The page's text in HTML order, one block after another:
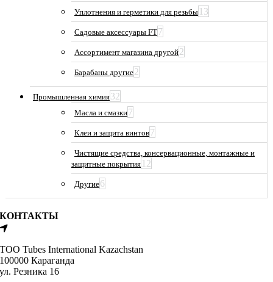
Уплотнения и герметики для резьбы 13
Садовые аксессуары FT7
Ассортимент магазина другой2
Барабаны другие2
Промышленная химия32
Масла и смазки7
Клеи и защита винтов7
Чистящие средства, консервационные, монтажные и
защитные покрытия 12
Другие6
КОНТАКТЫ
ТОО Tubes International Kazachstan
100000 Караганда
ул. Резника 16